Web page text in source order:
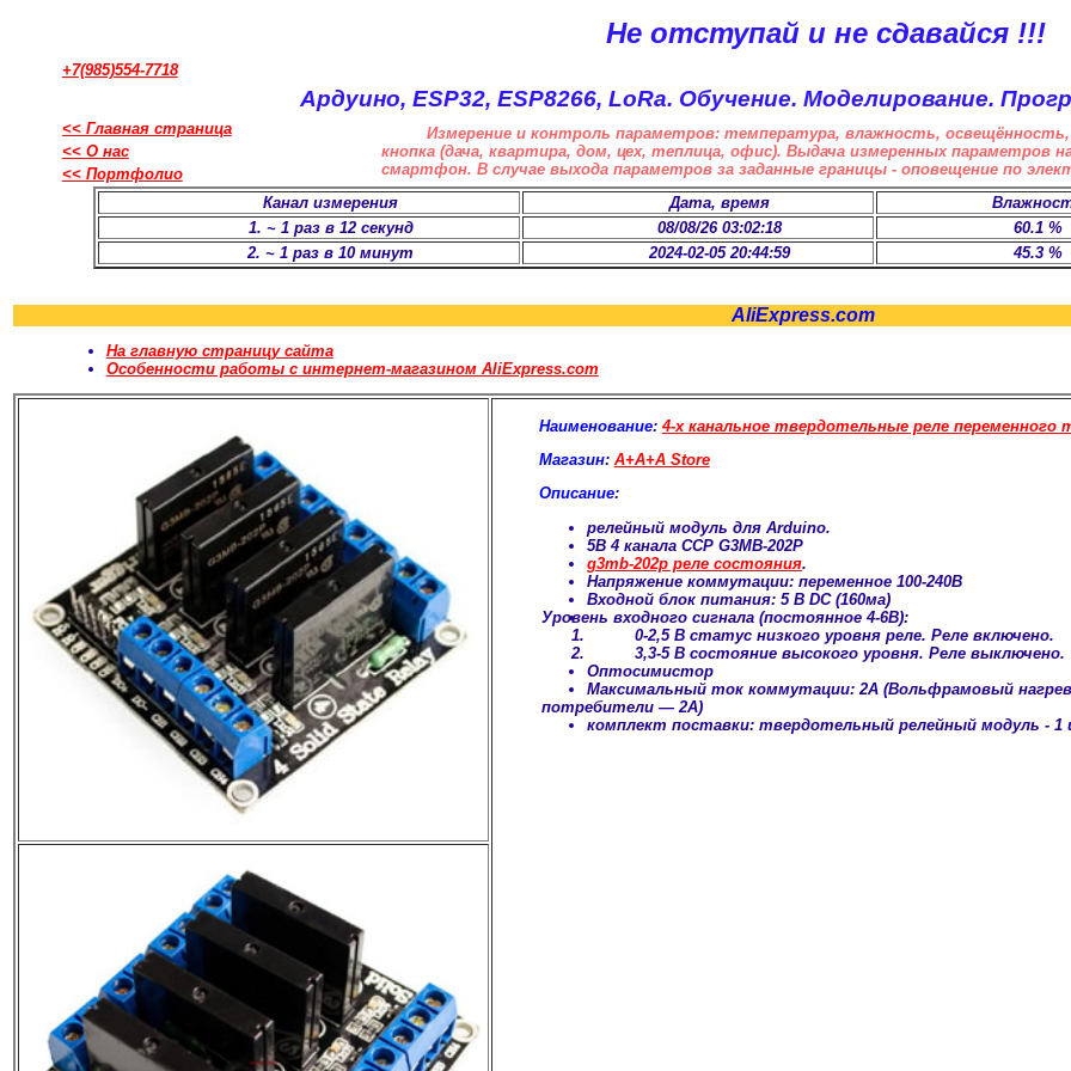
Не отступай и не сдавайся !!!
+7(985)554-7718
Ардуино, ESP32, ESP8266, LoRa. Обучение. Моделирование.
<< Главная страница
Измерение и контроль параметров: температура, влажность,
кнопка (дача, квартира, дом, цех, теплица, офис). Выдача измеренных параметров
смартфон. В случае выхода параметров за заданные границы - оповещение по
<< О нас
<< Портфолио
Канал измерения
Дата, время
1. ~ 1 раз в 12 секунд
08/08/26 03:02:18
60.1 %
2. ~ 1 раз в 10 минут
2024-02-05 20:44:59 45.3 %
AliExpress.com
На главную страницу сайта
Особенности работы с интернет-магазином AliExpress.com
Наименование: 4-х канальное твердотельные реле переменного
Магазин: A+A+A Store
Описание:
релейный модуль для Arduino.
5В 4 канала ССР G3MB-202P
g3mb-202p реле состояния.
Напряжение коммутации: переменное 100-240В
Входной блок питания: 5 В DC (160ма)
Уровень входного сигнала (постоянное 4-6В):
0-2,5 В статус низкого уровня реле. Реле включено.
3,3-5 В состояние высокого уровня. Реле выключено.
Оптосимистор
Максимальный ток коммутации: 2А (Вольфрамовый
потребители — 2А)
комплект поставки: твердотельный релейный модуль -